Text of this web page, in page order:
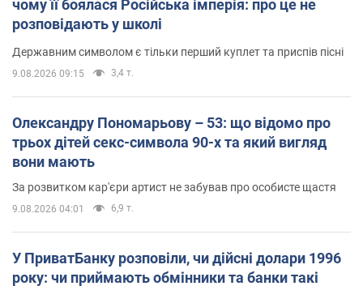
чому її боялася Російська імперія: про це не
розповідають у школі
Державним символом є тільки перший куплет та приспів пісні
9.08.2026 09:15 3,4 т.
Олександру Пономарьову – 53: що відомо про
трьох дітей секс-символа 90-х та який вигляд
вони мають
За розвитком кар'єри артист не забував про особисте щастя
9.08.2026 04:01 6,9 т.
У ПриватБанку розповіли, чи дійсні долари 1996
року: чи приймають обмінники та банки такі